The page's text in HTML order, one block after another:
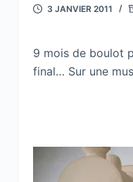
3 JANVIER 2011
9 mois de boulot
final… Sur une